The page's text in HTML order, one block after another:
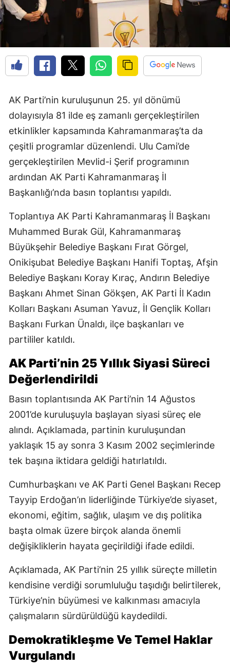
AK Parti’nin kuruluşunun 25. yıl dönümü
dolayısıyla 81 ilde eş zamanlı gerçekleştirilen
etkinlikler kapsamında Kahramanmaraş’ta da
çeşitli programlar düzenlendi. Ulu Cami’de
gerçekleştirilen Mevlid-i Şerif programının
ardından AK Parti Kahramanmaraş İl
Başkanlığı’nda basın toplantısı yapıldı.
Toplantıya AK Parti Kahramanmaraş İl Başkanı
Muhammed Burak Gül, Kahramanmaraş
Büyükşehir Belediye Başkanı Fırat Görgel,
Onikişubat Belediye Başkanı Hanifi Toptaş, Afşin
Belediye Başkanı Koray Kıraç, Andırın Belediye
Başkanı Ahmet Sinan Gökşen, AK Parti İl Kadın
Kolları Başkanı Asuman Yavuz, İl Gençlik Kolları
Başkanı Furkan Ünaldı, ilçe başkanları ve
partililer katıldı.
AK Parti’nin 25 Yıllık Siyasi Süreci
Değerlendirildi
Basın toplantısında AK Parti’nin 14 Ağustos
2001’de kuruluşuyla başlayan siyasi süreç ele
alındı. Açıklamada, partinin kuruluşundan
yaklaşık 15 ay sonra 3 Kasım 2002 seçimlerinde
tek başına iktidara geldiği hatırlatıldı.
Cumhurbaşkanı ve AK Parti Genel Başkanı Recep
Tayyip Erdoğan’ın liderliğinde Türkiye’de siyaset,
ekonomi, eğitim, sağlık, ulaşım ve dış politika
başta olmak üzere birçok alanda önemli
değişikliklerin hayata geçirildiği ifade edildi.
Açıklamada, AK Parti’nin 25 yıllık süreçte milletin
kendisine verdiği sorumluluğu taşıdığı belirtilerek,
Türkiye’nin büyümesi ve kalkınması amacıyla
çalışmaların sürdürüldüğü kaydedildi.
Demokratikleşme Ve Temel Haklar
Vurgulandı